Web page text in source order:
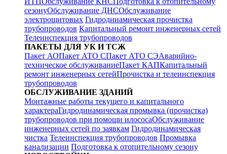
сезонуОбслуживание ДНСОбслуживание
электрощитовых Гидродинамическая прочистка
трубопроводов Капитальный ремонт инженерных сетей
Телеинспекция трубопроводов
ПАКЕТЫ ДЛЯ УК И ТСЖ
Пакет АОПакет АТО СПакет АТО СЭАварийно-
техническое обслуживаниеПакет КАПКапитальный
ремонт инженерных сетейПрочистка и телеинспекция
трубопроводов
ОБСЛУЖИВАНИЕ ЗДАНИЙ
Монтажные работы текущего и капитального
характераГидродинамическая промывка (прочистка)
трубопроводов при помощи илососаОбслуживание
инженерных сетей по заявкам Гидродинамическая
чистка Телеинспекция трубопроводов Промывка
канализации Подготовка к отопительному сезону